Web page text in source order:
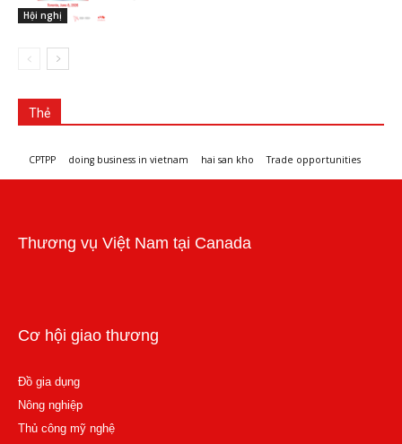
Hội nghị
Thẻ
CPTPP doing business in vietnam hai san kho Trade opportunities
Thương vụ Việt Nam tại Canada
Cơ hội giao thương
Đồ gia dụng
Nông nghiệp
Thủ công mỹ nghệ